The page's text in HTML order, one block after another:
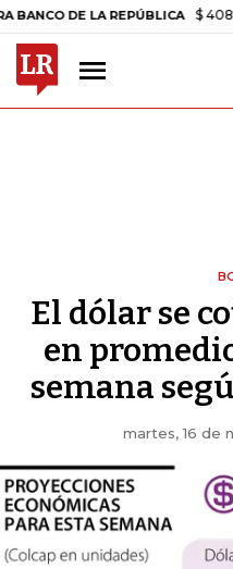
DE LA REPÚBLICA $ 408.498,97
El dólar se
en
semana
martes, 16 de